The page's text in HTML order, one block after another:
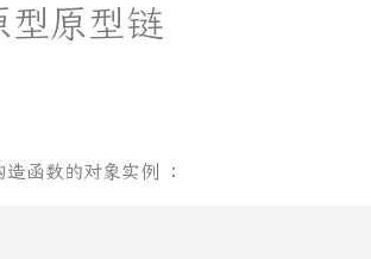
型原型链
造函数的对象实例 :